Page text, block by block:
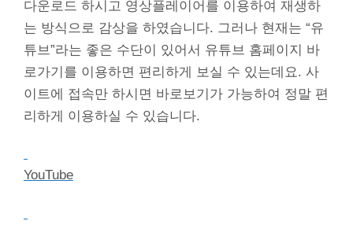
다운로드 하시고 영상플레이어를 이용하여 재생하
는 방식으로 감상을 하였습니다. 그러나 현재는 “유
튜브”라는 좋은 수단이 있어서 유튜브 홈페이지 바
로가기를 이용하면 편리하게 보실 수 있는데요. 사
이트에 접속만 하시면 바로보기가 가능하여 정말 편
리하게 이용하실 수 있습니다.
YouTube